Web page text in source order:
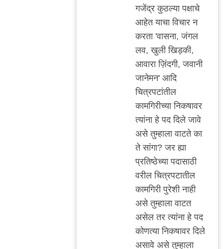
to
http://
by
अजो१२३
गजेंद्र कुठल्या पक्षाचे
आहेत याचा विचार न
करता 'वासना, जंगल
लव, खुली खिड़की,
आवारा ज़िंदगी, जवानी
जानेमन' आदि
चित्रपटांतील
कामगिरीच्या निकषावर
त्यांना हे पद दिले जावे
असे तुम्हाला वाटते का
ते सांगा? जर ह्या
प्रतिष्ठेच्या पदासाठी
वरील चित्रपटातील
कामगिरी पुरेशी नाही
असे तुम्हाला वाटत
असेल तर त्यांना हे पद
कोणत्या निकषावर दिले
असावे असे तुम्हाला